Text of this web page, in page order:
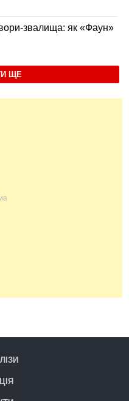
звалища: як «Фаун»
ЩЕ